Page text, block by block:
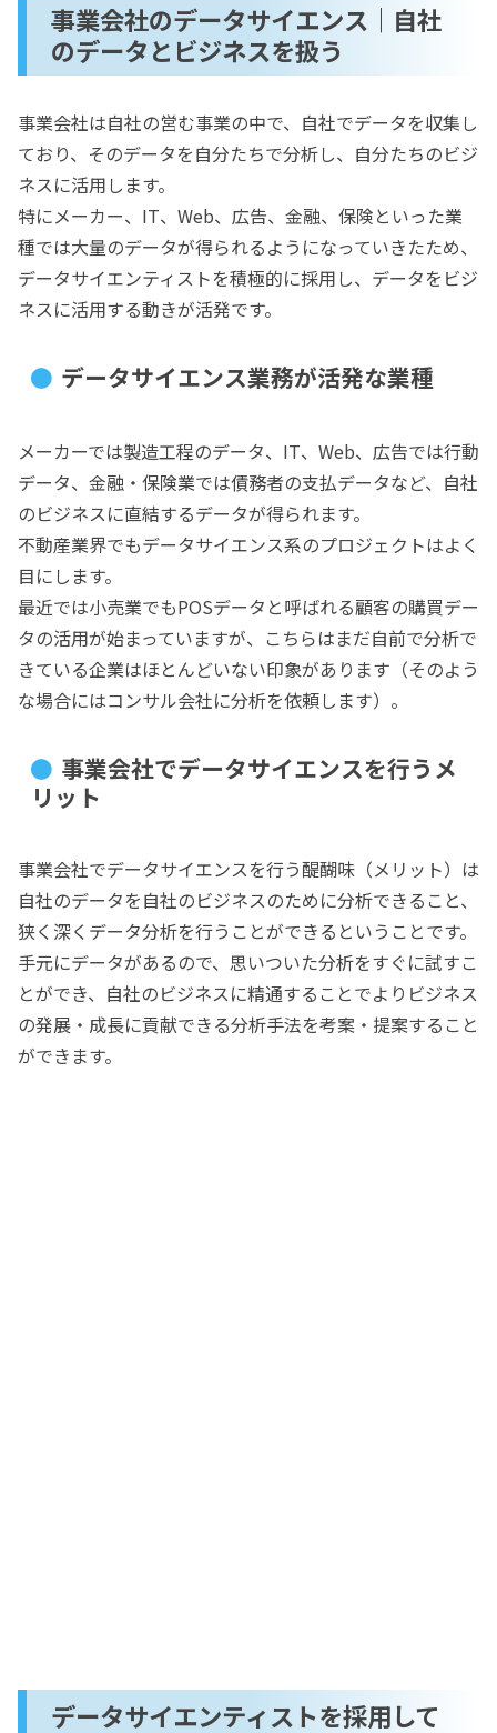
事業会社のデータサイエンス｜自社
のデータとビジネスを扱う
事業会社は自社の営む事業の中で、自社でデータを収集し
ており、そのデータを自分たちで分析し、自分たちのビジ
ネスに活用します。
特にメーカー、IT、Web、広告、金融、保険といった業
種では大量のデータが得られるようになっていきたため、
データサイエンティストを積極的に採用し、データをビジ
ネスに活用する動きが活発です。
データサイエンス業務が活発な業種
メーカーでは製造工程のデータ、IT、Web、広告では行動
データ、金融・保険業では債務者の支払データなど、自社
のビジネスに直結するデータが得られます。
不動産業界でもデータサイエンス系のプロジェクトはよく
目にします。
最近では小売業でもPOSデータと呼ばれる顧客の購買デー
タの活用が始まっていますが、こちらはまだ自前で分析で
きている企業はほとんどいない印象があります（そのよう
な場合にはコンサル会社に分析を依頼します）。
事業会社でデータサイエンスを行うメ
リット
事業会社でデータサイエンスを行う醍醐味（メリット）は
自社のデータを自社のビジネスのために分析できること、
狭く深くデータ分析を行うことができるということです。
手元にデータがあるので、思いついた分析をすぐに試すこ
とができ、自社のビジネスに精通することでよりビジネス
の発展・成長に貢献できる分析手法を考案・提案すること
ができます。
データサイエンティストを採用して